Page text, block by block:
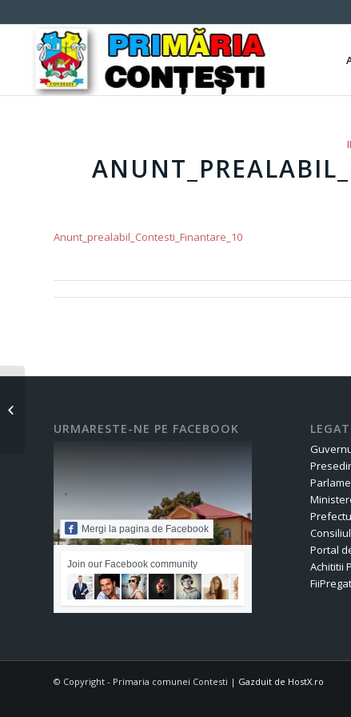
Anunt_prealabil_Contesti_Finantare_10
URMARESTE-NE PE FACEBOOK
Mergi la pagina de Facebook
Join our Facebook community
Portal
Achititii
© Copyright - Primaria comunei Contesti | Gazduit de HostX.ro